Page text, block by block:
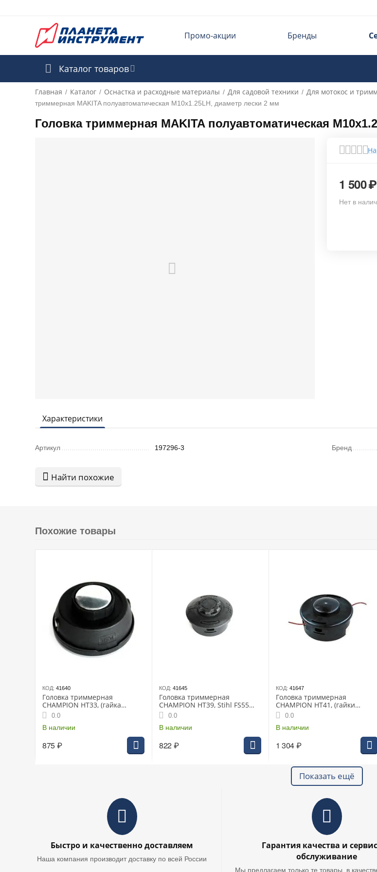
Промо-акции Бренды
Каталог товаров
Главная / Каталог / Оснастка и расходные материалы / Для садовой техники / Для мотокос и
триммерная MAKITA полуавтоматическая M10x1.25LH, диаметр лески 2 мм
Головка триммерная MAKITA полуавтоматическая
1 500₽
Нет в
Характеристики
Артикул 197296-3 Бренд
Найти похожие
Похожие товары
КОД: 41640
Головка триммерная
CHAMPION HT33, (гайка
М10*1.25 левая) Быстрая
загрузка+Повышенная
прочностьТ233-Т
0.0
В наличии
875₽
КОД: 41645
Головка триммерная
CHAMPION HT39, Stihl FS55
(гайка М10*1.00 левая)
быстрая загрузка
0.0
В наличии
822₽
КОД: 41647
Головка триммерная
CHAMPION HT41, (гайки
М12*1.50 левая + М12*1.75
левая) Echo CLS-5800; Stihl
FS450
0.0
В наличии
1 304₽
Показать ещё
Быстро и качественно доставляем
Наша компания производит доставку по всей России
Гарантия качества и
обслуживание
Мы предлагаем только те товары, в